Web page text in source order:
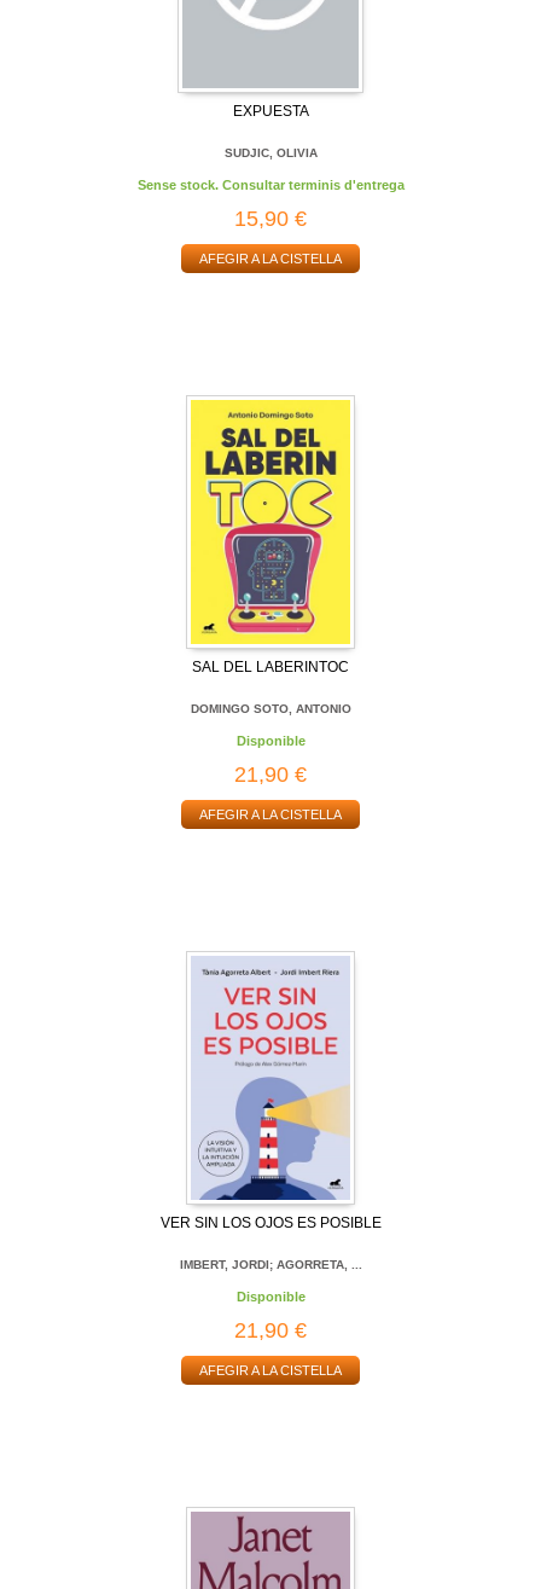
EXPUESTA
SUDJIC, OLIVIA
Sense stock. Consultar terminis d'entrega
15,90 €
AFEGIR A LA CISTELLA
SAL DEL LABERINTOC
DOMINGO SOTO, ANTONIO
Disponible
21,90 €
AFEGIR A LA CISTELLA
VER SIN LOS OJOS ES POSIBLE
IMBERT, JORDI; AGORRETA, ...
Disponible
21,90 €
AFEGIR A LA CISTELLA